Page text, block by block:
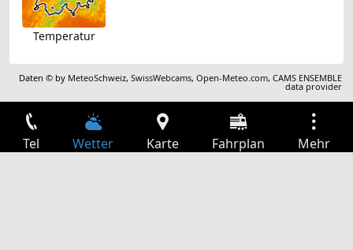
Temperatur
Daten © by MeteoSchweiz,SwissWebcams,Open-Meteo.com,CAMS ENSEMBLE
data provider
Tel Wetter Karte Fahrplan Mehr